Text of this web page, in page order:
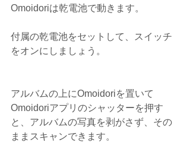
Omoidoriは乾電池で動きます。
付属の乾電池をセットして、スイッチ
をオンにしましょう。
アルバムの上にOmoidoriを置いて
Omoidoriアプリのシャッターを押す
と、アルバムの写真を剥がさず、その
ままスキャンできます。